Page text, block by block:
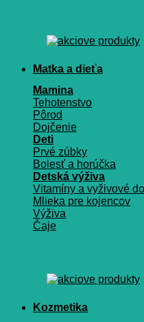
Matka a dieťa
Mamina
Tehotenstvo
Pôrod
Dojčenie
Deti
Prvé zúbky
Bolesť a horúčka
Detská výživa
Vitamíny a vyživové
Mlieka pre kojencov
Výživa
Čaje
Kozmetika